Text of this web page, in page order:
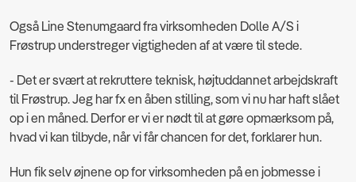
Også Line Stenumgaard fra virksomheden Dolle A/S i
Frøstrup understreger vigtigheden af at være til stede.
- Det er svært at rekruttere teknisk, højtuddannet arbejdskraft
til Frøstrup. Jeg har fx en åben stilling, som vi nu har haft slået
op i en måned. Derfor er vi er nødt til at gøre opmærksom på,
hvad vi kan tilbyde, når vi får chancen for det, forklarer hun.
Hun fik selv øjnene op for virksomheden på en jobmesse i